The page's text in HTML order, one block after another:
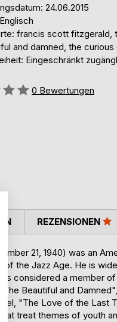
24.06.2015
francis scott fitzgerald,
and damned, the
Eingeschränkt
0 Bewertungen
21, 1940) was an
the Jazz Age. He is
considered a member
Beautiful and
"The Love of the Last
treat themes of youth
REZENSIONEN